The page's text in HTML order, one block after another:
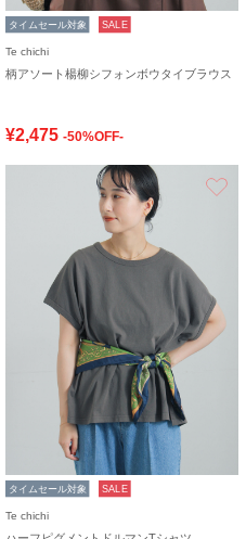
タイムセール対象 SALE
Te chichi
柄アソート楊柳シフォンボウタイブラウス
¥2,475 -50%OFF-
タイムセール対象 SALE
Te chichi